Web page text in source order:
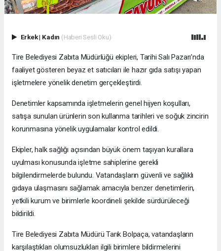
Erkek| Kadın (Haberi Sesli Oku)
Tire Belediyesi Zabıta Müdürlüğü ekipleri, Tarihi Salı Pazarı’nda
faaliyet gösteren beyaz et satıcıları ile hazır gıda satışı yapan
işletmelere yönelik denetim gerçekleştirdi.
Denetimler kapsamında işletmelerin genel hijyen koşulları,
satışa sunulan ürünlerin son kullanma tarihleri ve soğuk zincirin
korunmasına yönelik uygulamalar kontrol edildi.
Ekipler, halk sağlığı açısından büyük önem taşıyan kurallara
uyulması konusunda işletme sahiplerine gerekli
bilgilendirmelerde bulundu. Vatandaşların güvenli ve sağlıklı
gıdaya ulaşmasını sağlamak amacıyla benzer denetimlerin,
yetkili kurum ve birimlerle koordineli şekilde sürdürüleceği
bildirildi.
Tire Belediyesi Zabıta Müdürü Tarık Bolpaça, vatandaşların
karşılaştıkları olumsuzlukları ilgili birimlere bildirmelerini